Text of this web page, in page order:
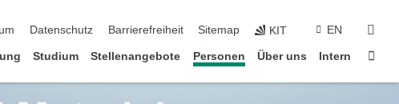
Datenschutz Barrierefreiheit Sitemap KIT EN
Studium Stellenangebote Personen Über uns Intern